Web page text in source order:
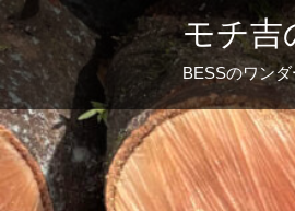
モチ吉
BESSのワン